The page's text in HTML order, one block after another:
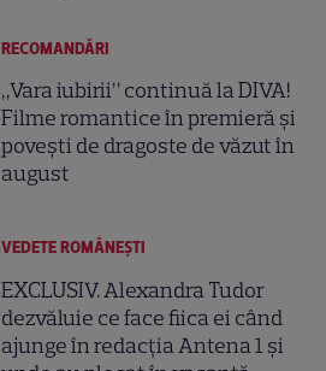
RECOMANDĂRI
„Vara iubirii” continuă la DIVA!
Filme romantice în premieră și
povești de dragoste de văzut în
august
VEDETE ROMÂNEŞTI
EXCLUSIV. Alexandra Tudor
dezvăluie ce face fiica ei când
ajunge în redacția Antena 1 și